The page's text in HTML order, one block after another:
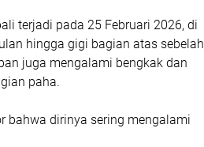
terjadi pada 25 Februari 2026, di
hingga gigi bagian atas sebelah
juga mengalami bengkak dan
paha.
bahwa dirinya sering mengalami